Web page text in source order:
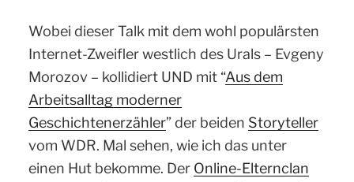
Wobei dieser Talk mit dem wohl populärsten
Internet-Zweifler westlich des Urals – Evgeny
Morozov – kollidiert UND mit “Aus dem
Arbeitsalltag moderner
Geschichtenerzähler” der beiden Storyteller
vom WDR. Mal sehen, wie ich das unter
einen Hut bekomme. Der Online-Elternclan